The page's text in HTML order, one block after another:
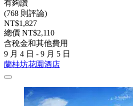
有夠讚
(768 則評論)
NT$1,827
總價 NT$2,110
含稅金和其他費用
9 月 4 日 - 9 月 5 日
蘭桂坊花園酒店